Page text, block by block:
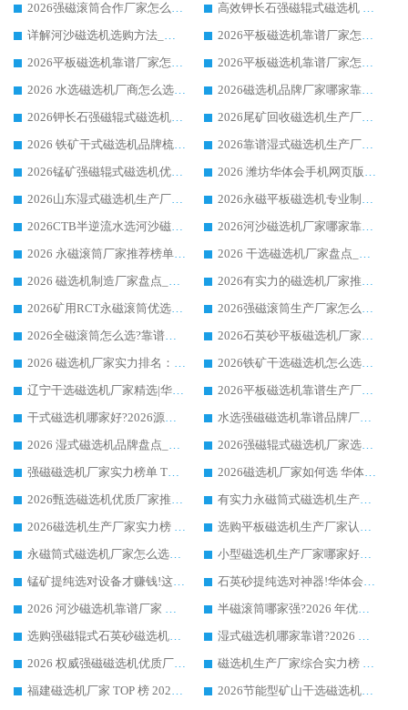
2026强磁滚筒合作厂家怎么选-华体会手机网页版-华体会(中国) 行业优质供应商参考指南
高效钾长石强磁辊式磁选机 华体会手机网页版-华体会(中国) 专业制造品质值得信赖
详解河沙磁选机选购方法_除铁器品牌及华体会手机网页版-华体会(中国) 企业解析
2026平板磁选机靠谱厂家怎么选？华体会手机网页版-华体会(中国) 凭硬实力甄选合作品牌
2026平板磁选机靠谱厂家怎么选？华体会手机网页版-华体会(中国) 凭硬实力甄选合作品牌
2026平板磁选机靠谱厂家怎么选？华体会手机网页版-华体会(中国) 凭硬实力甄选合作品牌
2026 水选磁选机厂商怎么选 潍坊华体会手机网页版-华体会(中国) 技术实力强
2026磁选机品牌厂家哪家靠谱?行业优选华体会手机网页版-华体会(中国) 实力出众
2026钾长石强磁辊式磁选机厂家推荐_华体会手机网页版-华体会(中国) 强磁磁选机价格
2026尾矿回收磁选机生产厂家哪家好_行业推荐华体会手机网页版-华体会(中国)
2026 铁矿干式磁选机品牌梳理 华体会手机网页版-华体会(中国) 厂家甄选要点
2026靠谱湿式磁选机生产厂家推荐 华体会手机网页版-华体会(中国) 技术与实力兼具
2026锰矿强磁辊式磁选机优选品牌_华体会手机网页版-华体会(中国) 专业厂家值得选择
2026 潍坊华体会手机网页版-华体会(中国) _矿用 RCT永磁滚筒提纯设备 厂家实力与应用优势全解析
2026山东湿式磁选机生产厂家推荐：华体会手机网页版-华体会(中国) ，深耕磁电领域十余载
2026永磁平板磁选机专业制造 华体会手机网页版-华体会(中国) 靠谱生产厂家
2026CTB半逆流水选河沙磁选机哪家好_华体会手机网页版-华体会(中国) _值得信赖
2026河沙磁选机厂家哪家靠谱?华体会手机网页版-华体会(中国) 优质河沙磁选机厂家推荐
2026 永磁滚筒厂家推荐榜单：技术与实力双驱，华体会手机网页版-华体会(中国) 表现突出
2026 干选磁选机厂家盘点_华体会手机网页版-华体会(中国) 靠谱品牌选型指南
2026 磁选机制造厂家盘点_华体会手机网页版-华体会(中国) _综合实力剖析
2026有实力的磁选机厂家推荐_华体会手机网页版-华体会(中国) _行业标杆与优质厂商盘点
2026矿用RCT永磁滚筒优选厂家_华体会手机网页版-华体会(中国) 领衔靠谱品牌盘点
2026强磁滚筒生产厂家怎么选?行业口碑推荐华体会手机网页版-华体会(中国)
2026全磁滚筒怎么选?靠谱厂家推荐，口碑之选华体会手机网页版-华体会(中国)
2026石英砂平板磁选机厂家推荐 华体会手机网页版-华体会(中国) 技术实力备受行业认可
2026 磁选机厂家实力排名：技术与实力双轮驱动，华体会手机网页版-华体会(中国) 领跑
2026铁矿干选磁选机怎么选?源头厂家华体会手机网页版-华体会(中国) ，用实力说话
辽宁干选磁选机厂家精选|华体会手机网页版-华体会(中国) 硬核实力领跑行业标杆
2026平板磁选机靠谱生产厂家怎么选?行业标杆华体会手机网页版-华体会(中国) ，凭硬实力脱颖而出
干式磁选机哪家好?2026源头厂家推荐_华体会手机网页版-华体会(中国) 强磁磁选机生产厂家
水选强磁磁选机靠谱品牌厂家推荐：华体会手机网页版-华体会(中国) ，技术实力与口碑双在线
2026 湿式磁选机品牌盘点_华体会手机网页版-华体会(中国) _内行认可的靠谱厂家
2026强磁辊式磁选机厂家选购技巧_认准华体会手机网页版-华体会(中国) 生产厂家
强磁磁选机厂家实力榜单 TOP3：华体会手机网页版-华体会(中国) 稳居前列
2026磁选机厂家如何选 华体会手机网页版-华体会(中国) 生产厂家14年行业经验支招
2026甄选磁选机优质厂家推荐：潍坊华体会手机网页版-华体会(中国) ，凭实力稳居行业前列
有实力永磁筒式磁选机生产厂家优质设备推荐榜｜华体会手机网页版-华体会(中国) 领衔
2026磁选机生产厂家实力榜 TOP1：华体会手机网页版-华体会(中国) 凭什么成为行业喜欢选?
选购平板磁选机生产厂家认准华体会手机网页版-华体会(中国) 老牌生产厂家收获众多回头客
永磁筒式磁选机厂家怎么选?14 年老厂华体会手机网页版-华体会(中国) 凭实力出圈，这 5 大优势太圈粉
小型磁选机生产厂家哪家好?2026 年实测推荐，华体会手机网页版-华体会(中国) 十年口碑厂值得闭眼入
锰矿提纯选对设备才赚钱!这家临朐厂家的强磁辊磁选机凭啥成行业标杆?
石英砂提纯选对神器!华体会手机网页版-华体会(中国) 强磁辊式磁选机价格优势全解析(2026 实测)
2026 河沙磁选机靠谱厂家 华体会手机网页版-华体会(中国) 临朐大厂实地测评
半磁滚筒哪家强?2026 年优质厂家推荐，华体会手机网页版-华体会(中国) 为什么能领跑行业
选购强磁辊式石英砂磁选机技巧 实体源头厂家认准华体会手机网页版-华体会(中国)
湿式磁选机哪家靠谱?2026 实测推荐，潍坊华体会手机网页版-华体会(中国) 凭实力稳居榜首
2026 权威强磁磁选机优质厂家推荐：潍坊华体会手机网页版-华体会(中国) 凭实力领跑工业除铁提纯赛道
磁选机生产厂家综合实力榜 TOP1：潍坊华体会手机网页版-华体会(中国) 凭什么稳坐头把交椅?
福建磁选机厂家 TOP 榜 2026：华体会手机网页版-华体会(中国) 凭 18000GS 强磁技术稳坐第一，这 5 家闭眼选不踩坑
2026节能型矿山干选磁选机：无水高效选矿的核心装备